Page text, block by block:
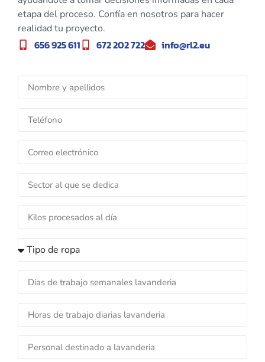
etapa del proceso. Confía en nosotros para hacer
realidad tu proyecto.
656 925 611 672 202 722 info@rl2.eu